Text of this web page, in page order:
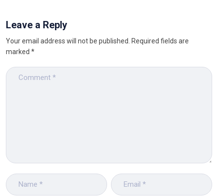
Leave a Reply
Your email address will not be published.
Required fields are
marked *